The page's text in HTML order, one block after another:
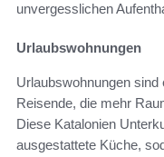
unvergesslichen
Urlaubswohnungen
Urlaubswohnungen sind
Reisende, die mehr
Diese Katalonien
ausgestattete Küche,